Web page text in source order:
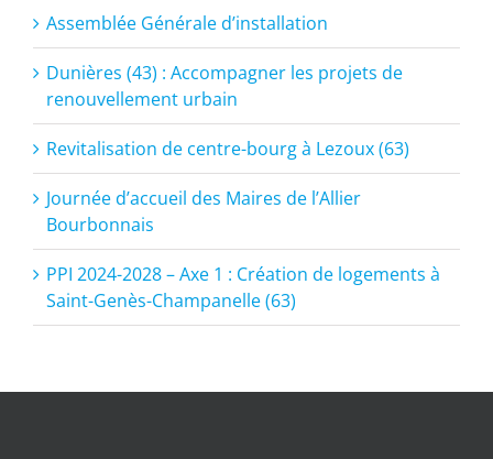
Assemblée Générale d’installation
Dunières (43) : Accompagner les projets de
renouvellement urbain
Revitalisation de centre-bourg à Lezoux (63)
Journée d’accueil des Maires de l’Allier
Bourbonnais
PPI 2024-2028 – Axe 1 : Création de logements à
Saint-Genès-Champanelle (63)